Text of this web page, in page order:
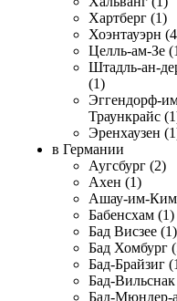
Хартберг (1)
Хоэнтауэрн
Целль-ам-Зе
Штадль-ан-
(1)
Эггендорф-
Траункрайс
Эренхаузен
в Германии
Аугсбург (2)
Ахен (1)
Ашау-им-
Бабенсхам (1)
Бад Висзее (1)
Бад Хомбург
Бад-Брайзиг
Бад-
Бад-Мюндер-